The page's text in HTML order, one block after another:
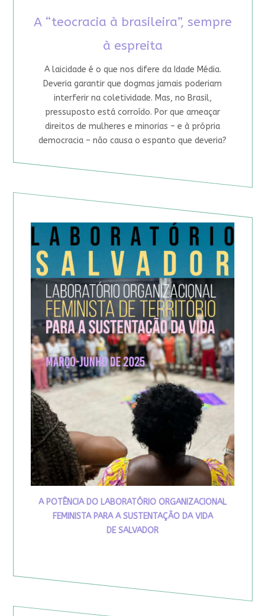
A “teocracia à brasileira”, sempre
à espreita
A laicidade é o que nos difere da Idade Média.
Deveria garantir que dogmas jamais poderiam
interferir na coletividade. Mas, no Brasil,
pressuposto está corroído. Por que ameaçar
direitos de mulheres e minorias – e à própria
democracia – não causa o espanto que deveria?
A POTÊNCIA DO LABORATÓRIO ORGANIZACIONAL
FEMINISTA PARA A SUSTENTAÇÃO DA VIDA
DE SALVADOR